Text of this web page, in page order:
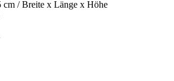
cm / Breite x Länge x Höhe